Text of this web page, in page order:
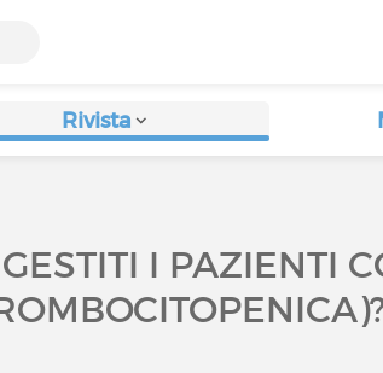
Rivista
I PAZIENTI